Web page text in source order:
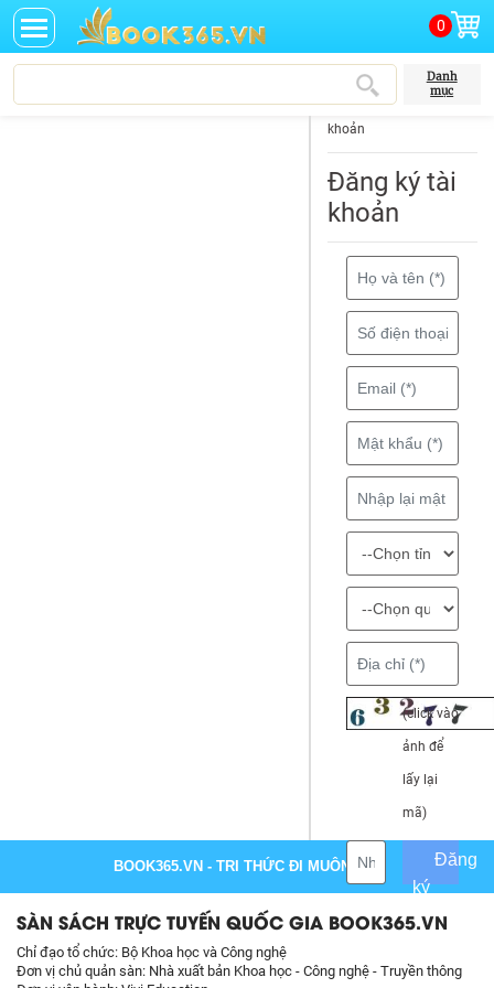
0
Danh
mục
Trang chủ
khoản
Đăng ký tài
khoản
(click vào
ảnh để
lấy lại
mã)
Đăng
ký
BOOK365.VN - TRI THỨC ĐI MUÔN NƠI
SÀN SÁCH TRỰC TUYẾN QUỐC GIA BOOK365.VN
Chỉ đạo tổ chức: Bộ Khoa học và Công nghệ
Đơn vị chủ quản sàn: Nhà xuất bản Khoa học - Công nghệ - Truyền thông